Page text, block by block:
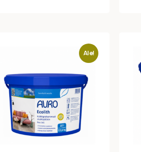
Ale!